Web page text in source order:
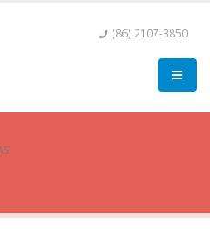
(86) 2107-3850